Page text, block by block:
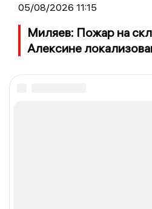
05/08/2026 11:15
Миляев: Пожар на
Алексине